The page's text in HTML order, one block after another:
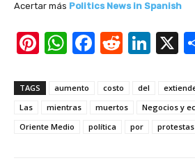
Acertar más Politics News in Spanish
Pi
er
e
st
W
at
s
A
F
c
e
b
R
d
di
t
Li
e
dI
X
TAGS aumento costo del
Las
mientras muertos Negocios y
Oriente Medio
política por protestas